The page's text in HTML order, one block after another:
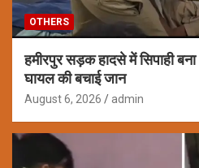
OTHERS
हमीरपुर सड़क हादसे में सिपाही
घायल की बचाई जान
August 6, 2026 admin